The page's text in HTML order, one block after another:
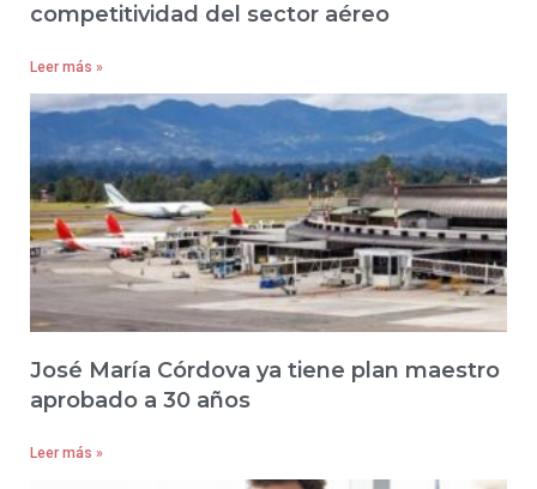
competitividad del sector aéreo
Leer más »
José María Córdova ya tiene plan maestro
aprobado a 30 años
Leer más »